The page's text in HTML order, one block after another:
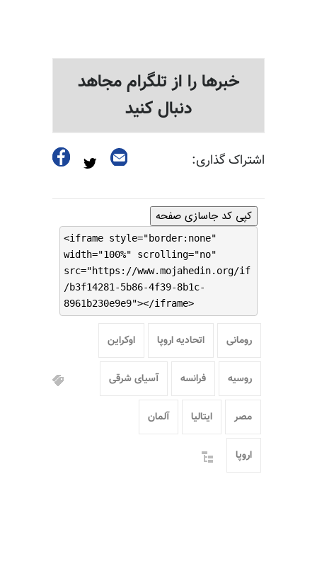
خبرها را از تلگرام مجاهد
دنبال کنید
اشتراک گذاری:
کپی کد جاسازی صفحه
<iframe style="border:none"
width="100%" scrolling="no"
src="https://www.mojahedin.org/if
/b3f14281-5b86-4f39-8b1c-
8961b230e9e9"></iframe>
رومانی اتحادیه اروپا اوکراین
روسیه فرانسه آسیای شرقی
مصر ایتالیا آلمان
اروپا